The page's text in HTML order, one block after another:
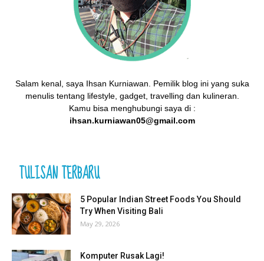
Salam kenal, saya Ihsan Kurniawan. Pemilik blog ini yang suka
menulis tentang lifestyle, gadget, travelling dan kulineran.
Kamu bisa menghubungi saya di :
ihsan.kurniawan05@gmail.com
TULISAN TERBARU
5 Popular Indian Street Foods You Should
Try When Visiting Bali
May 29, 2026
Komputer Rusak Lagi!